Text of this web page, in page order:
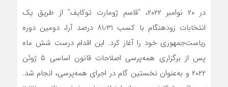
در ۲۰ نوامبر ۲۰۲۲، “قاسم ژومارت توکایف” از طریق یک
انتخابات زودهنگام با کسب ۸۱٫۳۱ درصد آرا، دومین دوره
ریاست‌جمهوری خود را آغاز کرد. این اقدام درست شش ماه
پس از برگزاری همه‌پرسی اصلاحات قانون اساسی ۵ ژوئن
۲۰۲۲ و به‌عنوان نخستین گام در اجرای همه‌پرسی، انجام شد.